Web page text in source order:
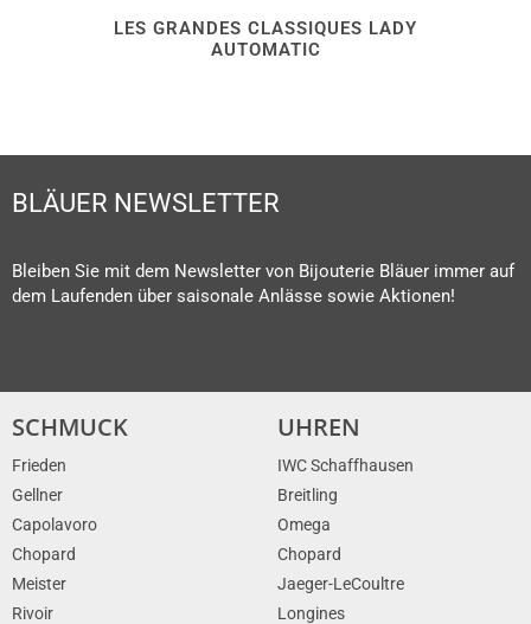
LES GRANDES CLASSIQUES LADY
AUTOMATIC
BLÄUER NEWSLETTER
Bleiben Sie mit dem Newsletter von Bijouterie Bläuer immer auf
dem Laufenden über saisonale Anlässe sowie Aktionen!
SCHMUCK
Frieden
Gellner
Capolavoro
Chopard
Meister
Rivoir
UHREN
IWC Schaffhausen
Breitling
Omega
Chopard
Jaeger-LeCoultre
Longines